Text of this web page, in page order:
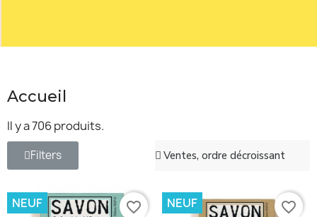
Accueil
Il y a 706 produits.
Filters
NEUF favorite_border NEUF favorite_border